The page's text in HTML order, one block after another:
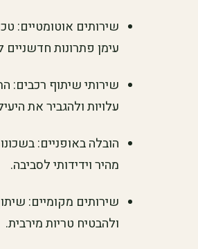
עימן פתרונות חדשניים
שירותי שיתוף רכבים:
עלויות ולהגביר את
הובלה באופניים:
מהיר וידידותי לסביבה.
שירותים מקומיים:
ולהבטיח טריות מירבית.